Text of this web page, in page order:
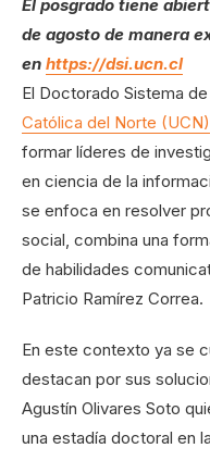
El posgrado tiene
de agosto de manera
en https://dsi.ucn.cl
El Doctorado Sistema
Católica del Norte (UCN)
formar líderes de
en ciencia de la
se enfoca en resolver
social, combina una
de habilidades
Patricio Ramírez Correa.
En este contexto ya se
destacan por sus
Agustín Olivares Soto
una estadía doctoral en